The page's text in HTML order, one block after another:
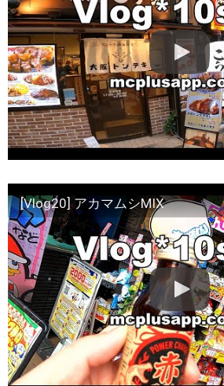
[Vlog20] アカマムシMIX